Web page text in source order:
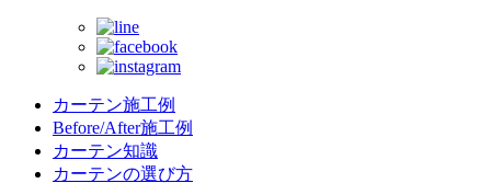
カーテン施工例
Before/After施工例
カーテン知識
カーテンの選び方